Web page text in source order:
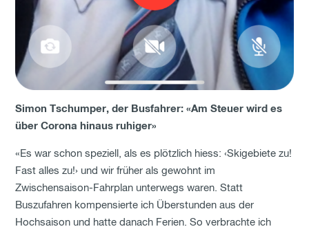
Simon Tschumper, der Busfahrer: «Am Steuer wird es
über Corona hinaus ruhiger»
«Es war schon speziell, als es plötzlich hiess: ‹Skigebiete zu!
Fast alles zu!› und wir früher als gewohnt im
Zwischensaison-Fahrplan unterwegs waren. Statt
Buszufahren kompensierte ich Überstunden aus der
Hochsaison und hatte danach Ferien. So verbrachte ich